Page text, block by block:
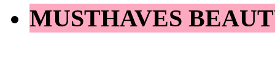
MUSTHAVES